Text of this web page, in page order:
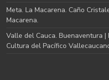
Meta. La Macarena. Caño
Macarena.
Valle del Cauca. Buenaventura
Cultura del Pacífico